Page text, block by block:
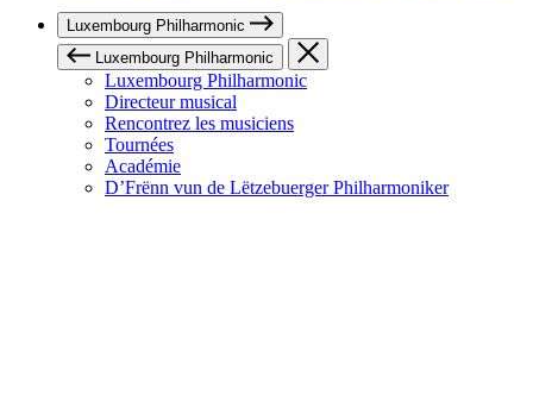
Luxembourg Philharmonic
Luxembourg Philharmonic
Luxembourg Philharmonic
Directeur musical
Rencontrez les musiciens
Tournées
Académie
D’Frënn vun de Lëtzebuerger Philharmoniker